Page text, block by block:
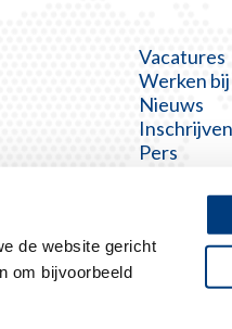
de website gericht
om bijvoorbeeld
Vacatures
Werken bij
Nieuws
Pers